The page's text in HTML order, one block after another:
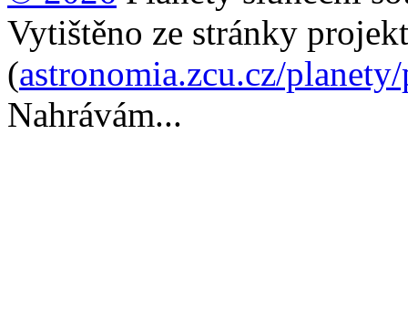
Vytištěno ze stránky
(astronomia.zcu.cz/
Nahrávám...